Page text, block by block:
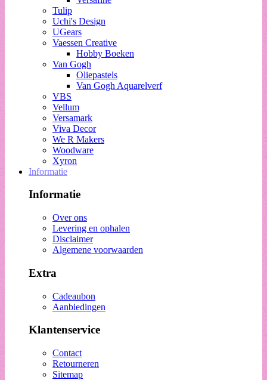
Tulip
Uchi's Design
UGears
Vaessen Creative
Hobby Boeken
Van Gogh
Oliepastels
Van Gogh Aquarelverf
VBS
Vellum
Versamark
Viva Decor
We R Makers
Woodware
Xyron
Informatie
Informatie
Over ons
Levering en ophalen
Disclaimer
Algemene voorwaarden
Extra
Cadeaubon
Aanbiedingen
Klantenservice
Contact
Retourneren
Sitemap